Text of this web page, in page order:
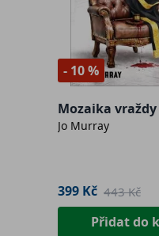
- 10 %
Mozaika vraždy
Jo Murray
399 Kč 443 Kč
Přidat do